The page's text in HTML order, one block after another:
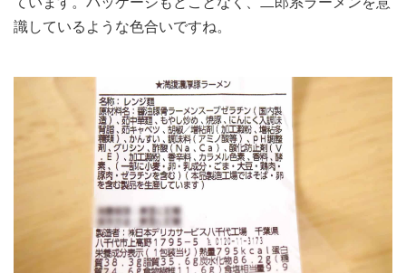
識しているような色合いですね。